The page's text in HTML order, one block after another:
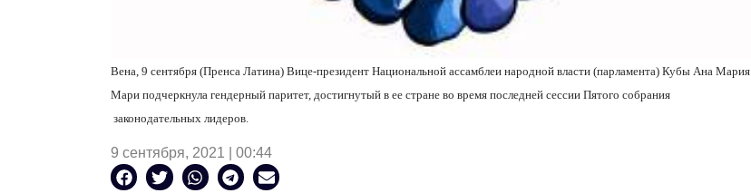
Вена, 9 сентября (Пренса Латина) Вице-президент Национальной ассамблеи народной власти (парламента) Кубы Ана Мария
Мари подчеркнула гендерный паритет, достигнутый в ее стране во время последней сессии Пятого собрания
законодательных лидеров.
9 сентября, 2021 | 00:44